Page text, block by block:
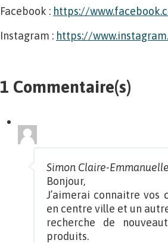
Facebook : https://
Instagram : https://
1 Commentaire(s)
Simon Claire-Emmanuelle
Bonjour,
J’aimerai connaitre vos
en centre ville et un
recherche de
produits.